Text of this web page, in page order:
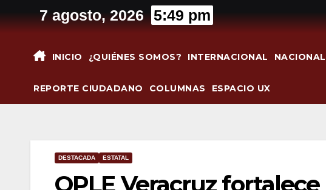
al
7 agosto, 2026 5:49 pm
INICIO ¿QUIÉNES SOMOS? INTERNACIONAL NACIONAL
REPORTE CIUDADANO COLUMNAS ESPACIO UX
DESTACADA ESTATAL
OPLE Veracruz